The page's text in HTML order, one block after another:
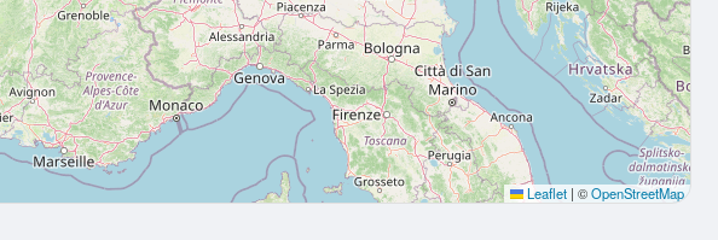
Leaflet | ©OpenStreetMap